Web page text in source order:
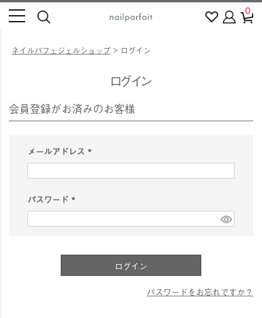
0
ネイルパフェジェルショップ ログイン
ログイン
会員登録がお済みのお客様
メールアドレス
(
必
パスワード
(
必
ログイン
パスワードをお忘れですか？